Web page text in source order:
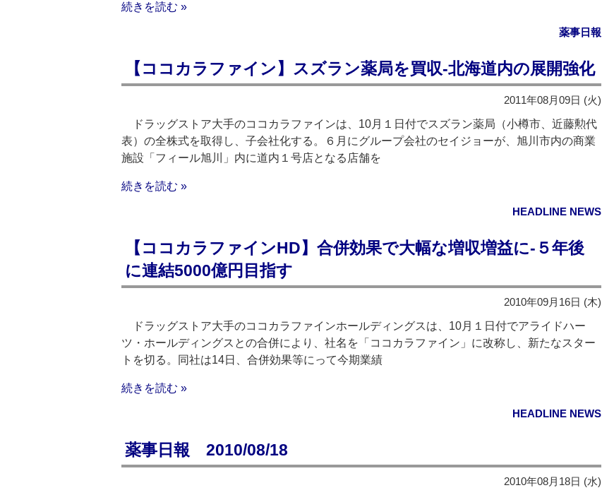
続きを読む »
薬事日報
【ココカラファイン】スズラン薬局を買収‐北海道内の展開強化
2011年08月09日 (火)
ドラッグストア大手のココカラファインは、10月１日付でスズラン薬局（小樽市、近藤勲代
表）の全株式を取得し、子会社化する。６月にグループ会社のセイジョーが、旭川市内の商業
施設「フィール旭川」内に道内１号店となる店舗を
続きを読む »
HEADLINE NEWS
【ココカラファインHD】合併効果で大幅な増収増益に‐５年後
に連結5000億円目指す
2010年09月16日 (木)
ドラッグストア大手のココカラファインホールディングスは、10月１日付でアライドハー
ツ・ホールディングスとの合併により、社名を「ココカラファイン」に改称し、新たなスター
トを切る。同社は14日、合併効果等にって今期業績
続きを読む »
HEADLINE NEWS
薬事日報 2010/08/18
2010年08月18日 (水)